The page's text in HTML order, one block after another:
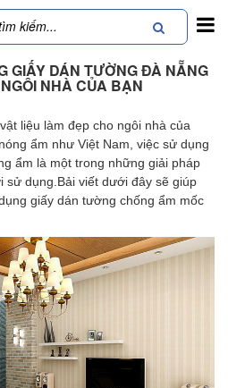
GIẤY DÁN TƯỜNG ĐÀ NẴNG
NHÀ CỦA BẠN
liệu làm đẹp cho ngôi nhà của
ẩm như Việt Nam, việc sử dụng
ẩm là một trong những giải pháp
sử dụng.Bải viết dưới đây sẽ giúp
giấy dán tường chống ẩm mốc